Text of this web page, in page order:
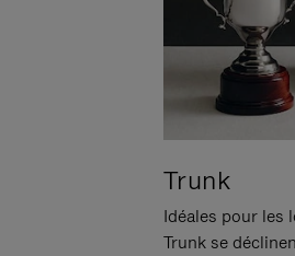
Trunk
Idéales pour les
Trunk se